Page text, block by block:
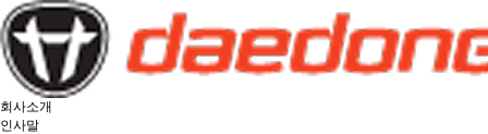
회사소개
인사말